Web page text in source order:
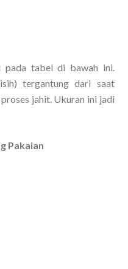
pada tabel di bawah ini.
tergantung dari saat
jahit. Ukuran ini jadi
Pakaian